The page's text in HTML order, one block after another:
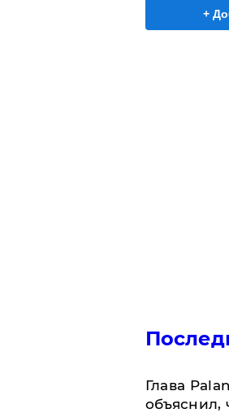
+
Глава
объяснил,